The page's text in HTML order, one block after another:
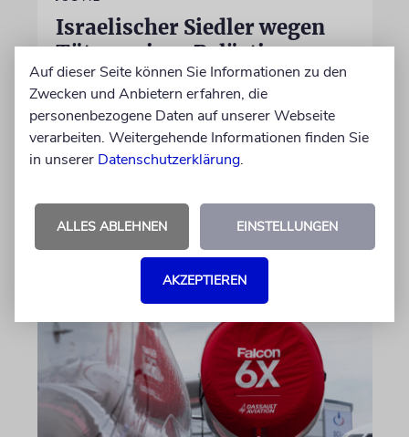
Israelischer Siedler wegen
Tötung eines Palästinensers
angeklagt
Der getötete Aktivist setzte sich gegen
Siedlergewalt ein und war an dem Oscar-
prämierten Film »No Other Land« beteiligt.
07.08.2026
Auf dieser Seite können Sie Informationen zu den
Zwecken und Anbietern erfahren, die
personenbezogene Daten auf unserer Webseite
verarbeiten. Weitergehende Informationen finden Sie
in unserer Datenschutzerklärung.
ALLES ABLEHNEN EINSTELLUNGEN
AKZEPTIEREN